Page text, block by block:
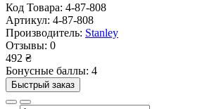
Код Товара: 4-87-808
Артикул: 4-87-808
Производитель: Stanley
Отзывы: 0
492 ₴
Бонусные баллы: 4
Быстрый заказ